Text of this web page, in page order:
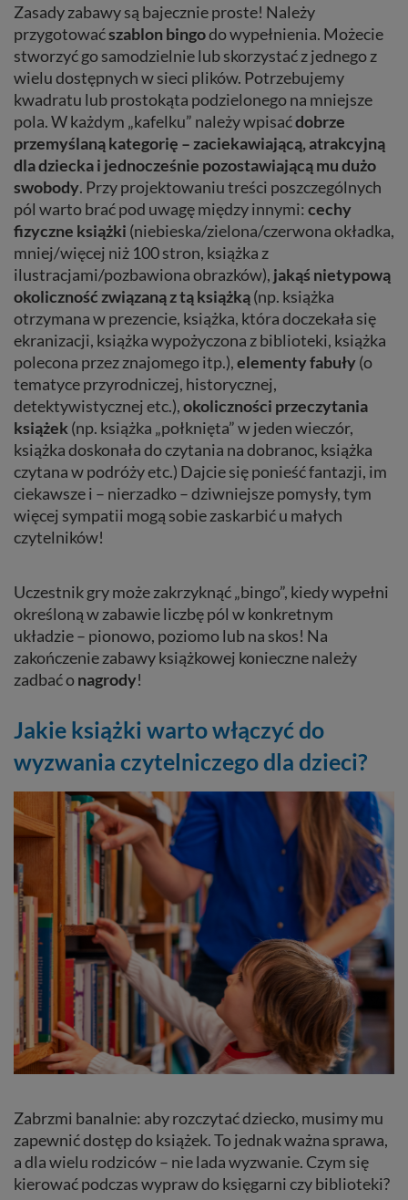
Zasady zabawy są bajecznie proste! Należy
przygotowaćszablon bingodo wypełnienia. Możecie
stworzyć go samodzielnie lub skorzystać z jednego z
wielu dostępnych w sieci plików. Potrzebujemy
kwadratu lub prostokąta podzielonego na mniejsze
pola. W każdym „kafelku” należy wpisaćdobrze
przemyślaną kategorię – zaciekawiającą, atrakcyjną
dla dziecka i jednocześnie pozostawiającą mu dużo
swobody. Przy projektowaniu treści poszczególnych
pól warto brać pod uwagę między innymi:cechy
fizyczne książki (niebieska/zielona/czerwona okładka,
mniej/więcej niż 100 stron, książka z
ilustracjami/pozbawiona obrazków), jakąś nietypową
okoliczność związaną z tą książką(np. książka
otrzymana w prezencie, książka, która doczekała się
ekranizacji, książka wypożyczona z biblioteki, książka
polecona przez znajomego itp.),elementy fabuły(o
tematyce przyrodniczej, historycznej,
detektywistycznej etc.),okoliczności przeczytania
książek (np. książka „połknięta” w jeden wieczór,
książka doskonała do czytania na dobranoc, książka
czytana w podróży etc.) Dajcie się ponieść fantazji, im
ciekawsze i – nierzadko – dziwniejsze pomysły, tym
więcej sympatii mogą sobie zaskarbić u małych
czytelników!
Uczestnik gry może zakrzyknąć „bingo”, kiedy wypełni
określoną w zabawie liczbę pól w konkretnym
układzie – pionowo, poziomo lub na skos! Na
zakończenie zabawy książkowej konieczne należy
zadbać onagrody!
Jakie książki warto włączyć do
wyzwania czytelniczego dla dzieci?
Zabrzmi banalnie: aby rozczytać dziecko, musimy mu
zapewnić dostęp do książek. To jednak ważna sprawa,
a dla wielu rodziców – nie lada wyzwanie. Czym się
kierować podczas wypraw do księgarni czy biblioteki?